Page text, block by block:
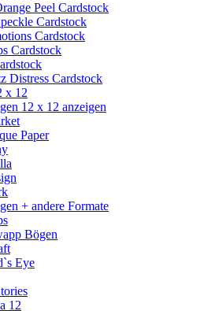
Peel Cardstock
Cardstock
Cardstock
Cardstock
Distress Cardstock
x 12
12 x 12 anzeigen
Paper
+ andere Formate
Bögen
Eye
12